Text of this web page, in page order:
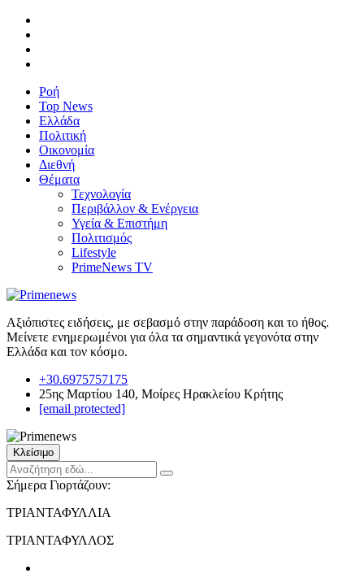
Ροή
Top News
Ελλάδα
Πολιτική
Οικονομία
Διεθνή
Θέματα
Τεχνολογία
Περιβάλλον & Ενέργεια
Υγεία & Επιστήμη
Πολιτισμός
Lifestyle
PrimeNews TV
Αξιόπιστες ειδήσεις, με σεβασμό στην παράδοση και το ήθος.
Μείνετε ενημερωμένοι για όλα τα σημαντικά γεγονότα στην
Ελλάδα και τον κόσμο.
+30.6975757175
25ης Μαρτίου 140, Μοίρες Ηρακλείου Κρήτης
[email protected]
Κλείσιμο
Σήμερα Γιορτάζουν:
ΤΡΙΑΝΤΑΦΥΛΛΙΑ
ΤΡΙΑΝΤΑΦΥΛΛΟΣ